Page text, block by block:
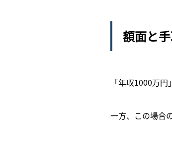
額面と
「年収1000万
一方、この場合